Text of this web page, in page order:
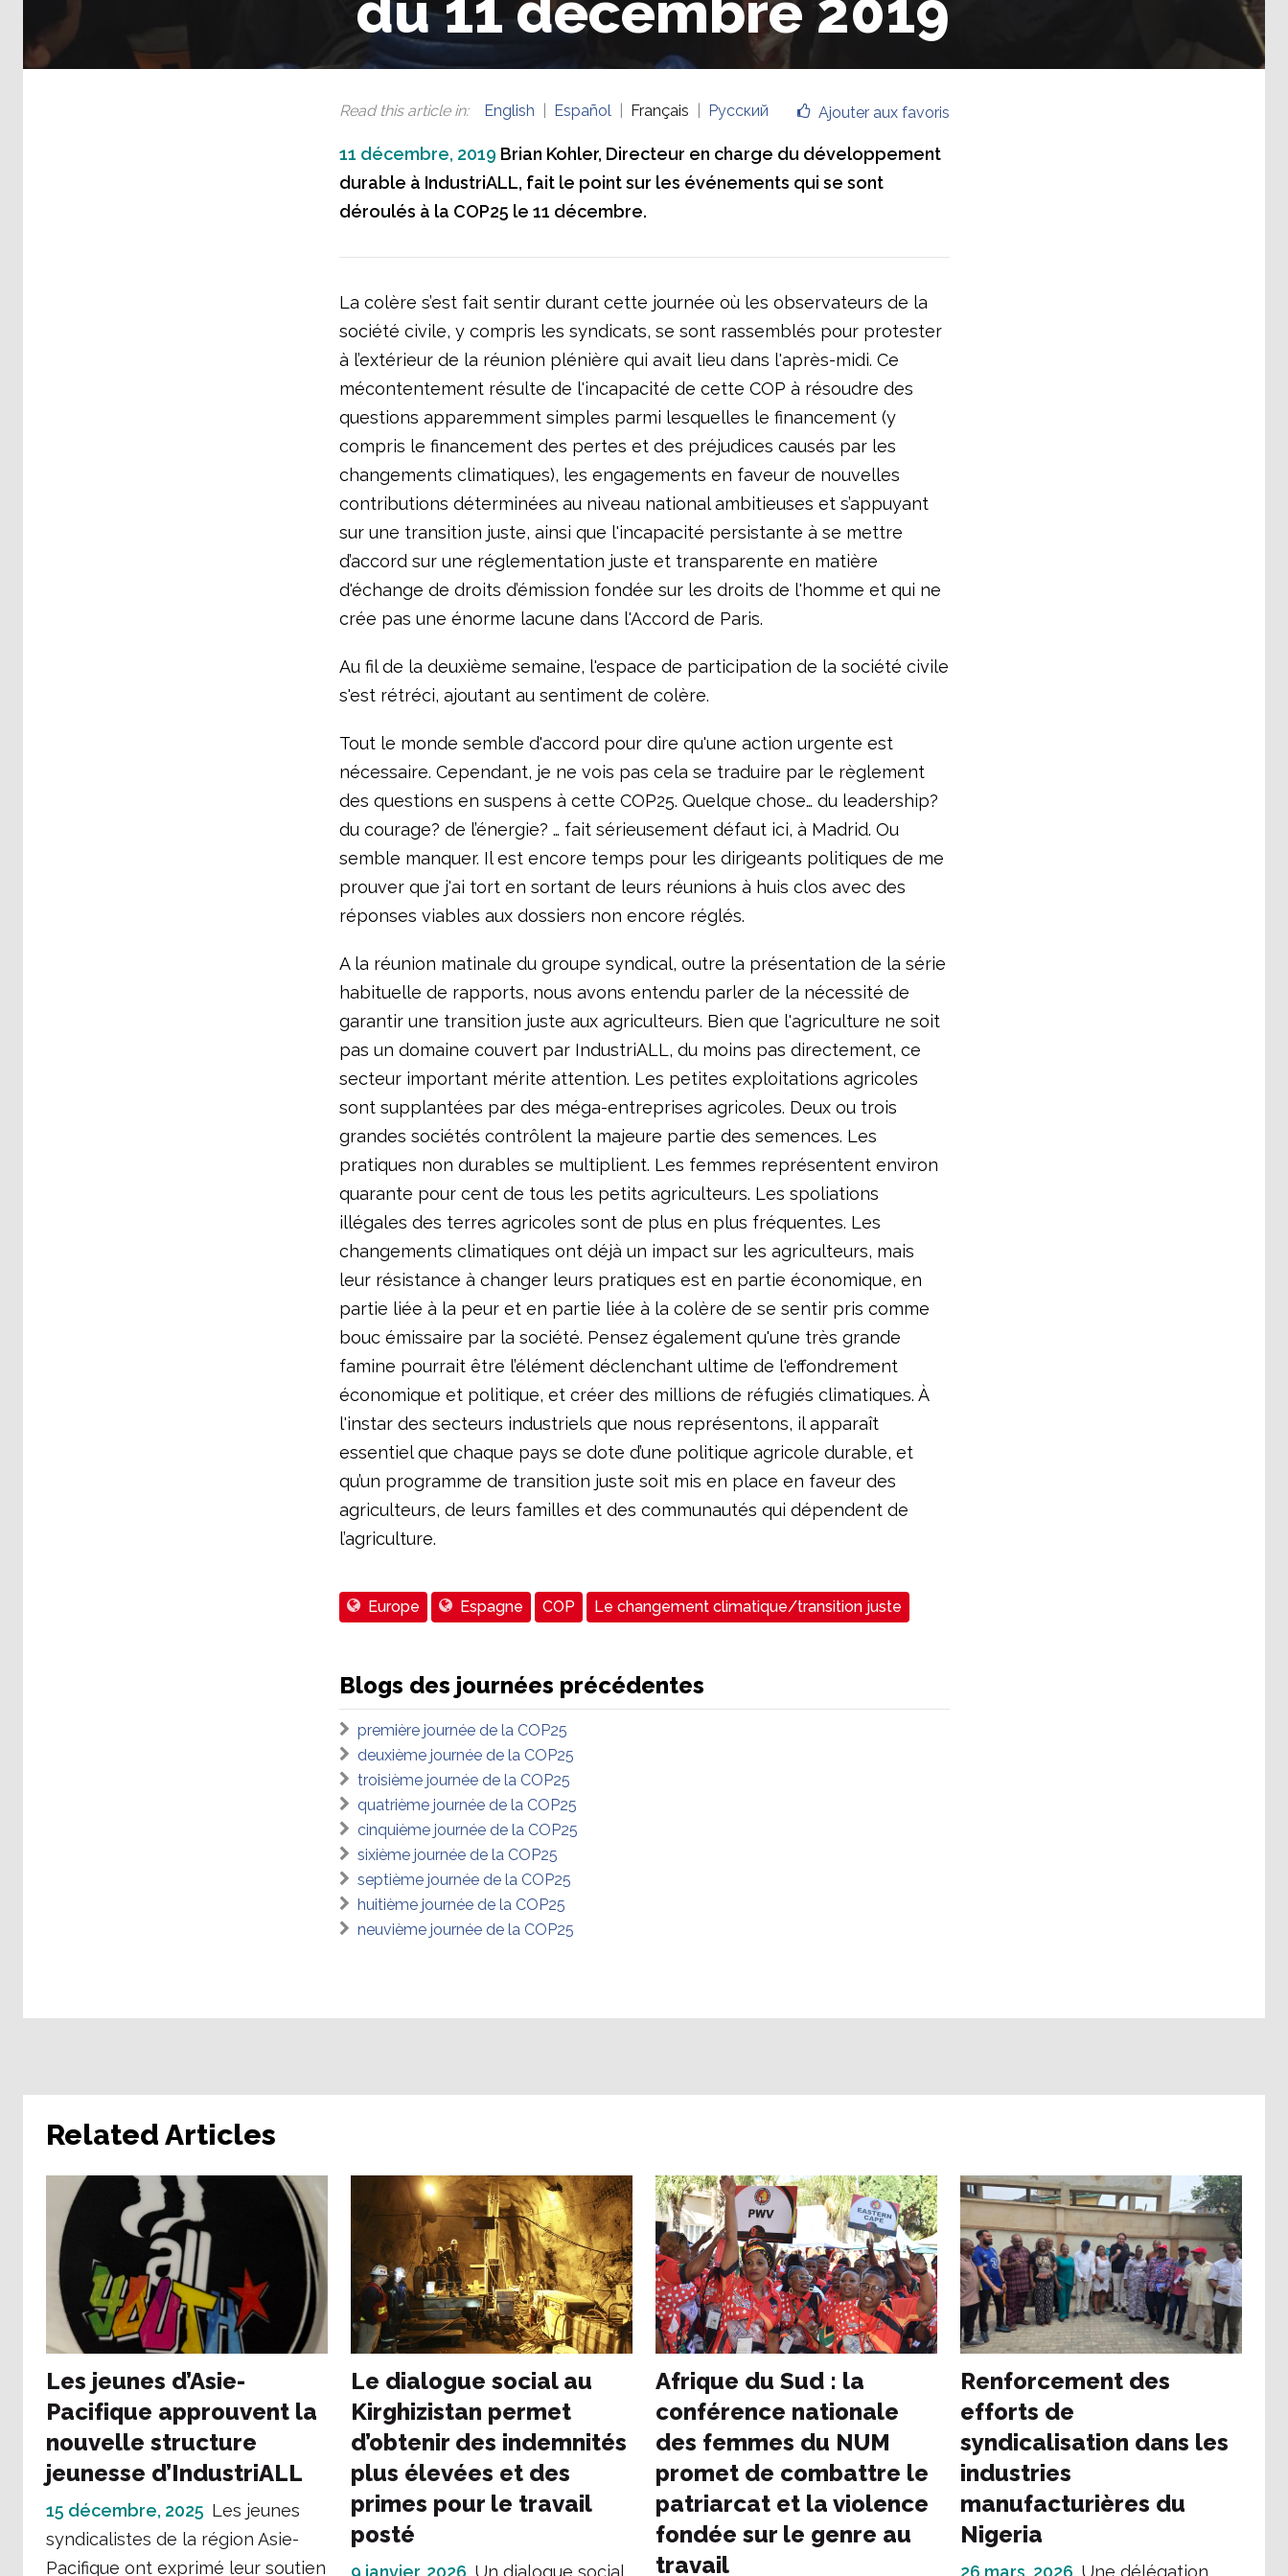
Ajouter aux favoris
Read this article in: English Español Français Русский
11 décembre, 2019 Brian Kohler, Directeur en charge du développement
durable à IndustriALL, fait le point sur les événements qui se sont
déroulés à la COP25 le 11 décembre.
La colère s’est fait sentir durant cette journée où les observateurs de la
société civile, y compris les syndicats, se sont rassemblés pour protester
à l’extérieur de la réunion plénière qui avait lieu dans l'après-midi. Ce
mécontentement résulte de l'incapacité de cette COP à résoudre des
questions apparemment simples parmi lesquelles le financement (y
compris le financement des pertes et des préjudices causés par les
changements climatiques), les engagements en faveur de nouvelles
contributions déterminées au niveau national ambitieuses et s’appuyant
sur une transition juste, ainsi que l'incapacité persistante à se mettre
d’accord sur une réglementation juste et transparente en matière
d'échange de droits d’émission fondée sur les droits de l'homme et qui ne
crée pas une énorme lacune dans l'Accord de Paris.
Au fil de la deuxième semaine, l'espace de participation de la société civile
s'est rétréci, ajoutant au sentiment de colère.
Tout le monde semble d'accord pour dire qu'une action urgente est
nécessaire. Cependant, je ne vois pas cela se traduire par le règlement
des questions en suspens à cette COP25. Quelque chose… du leadership?
du courage? de l’énergie? … fait sérieusement défaut ici, à Madrid. Ou
semble manquer. Il est encore temps pour les dirigeants politiques de me
prouver que j'ai tort en sortant de leurs réunions à huis clos avec des
réponses viables aux dossiers non encore réglés.
A la réunion matinale du groupe syndical, outre la présentation de la série
habituelle de rapports, nous avons entendu parler de la nécessité de
garantir une transition juste aux agriculteurs. Bien que l'agriculture ne soit
pas un domaine couvert par IndustriALL, du moins pas directement, ce
secteur important mérite attention. Les petites exploitations agricoles
sont supplantées par des méga-entreprises agricoles. Deux ou trois
grandes sociétés contrôlent la majeure partie des semences. Les
pratiques non durables se multiplient. Les femmes représentent environ
quarante pour cent de tous les petits agriculteurs. Les spoliations
illégales des terres agricoles sont de plus en plus fréquentes. Les
changements climatiques ont déjà un impact sur les agriculteurs, mais
leur résistance à changer leurs pratiques est en partie économique, en
partie liée à la peur et en partie liée à la colère de se sentir pris comme
bouc émissaire par la société. Pensez également qu'une très grande
famine pourrait être l’élément déclenchant ultime de l'effondrement
économique et politique, et créer des millions de réfugiés climatiques. À
l'instar des secteurs industriels que nous représentons, il apparaît
essentiel que chaque pays se dote d’une politique agricole durable, et
qu’un programme de transition juste soit mis en place en faveur des
agriculteurs, de leurs familles et des communautés qui dépendent de
l’agriculture.
Europe Espagne COP Le changement climatique/transition juste
Blogs des journées précédentes
première journée de la COP25
deuxième journée de la COP25
troisième journée de la COP25
quatrième journée de la COP25
cinquième journée de la COP25
sixième journée de la COP25
septième journée de la COP25
huitième journée de la COP25
neuvième journée de la COP25
Related Articles
Les jeunes d’Asie-
Pacifique approuvent la
nouvelle structure
jeunesse d’IndustriALL
15 décembre, 2025 Les jeunes
syndicalistes de la région Asie-
Pacifique ont exprimé leur soutien
Le dialogue social au
Kirghizistan permet
d’obtenir des indemnités
plus élevées et des
primes pour le travail
posté
9 janvier, 2026 Un dialogue social
Afrique du Sud : la
conférence nationale
des femmes du NUM
promet de combattre le
patriarcat et la violence
fondée sur le genre au
travail
Renforcement des
efforts de
syndicalisation dans les
industries
manufacturières du
Nigeria
26 mars, 2026 Une délégation